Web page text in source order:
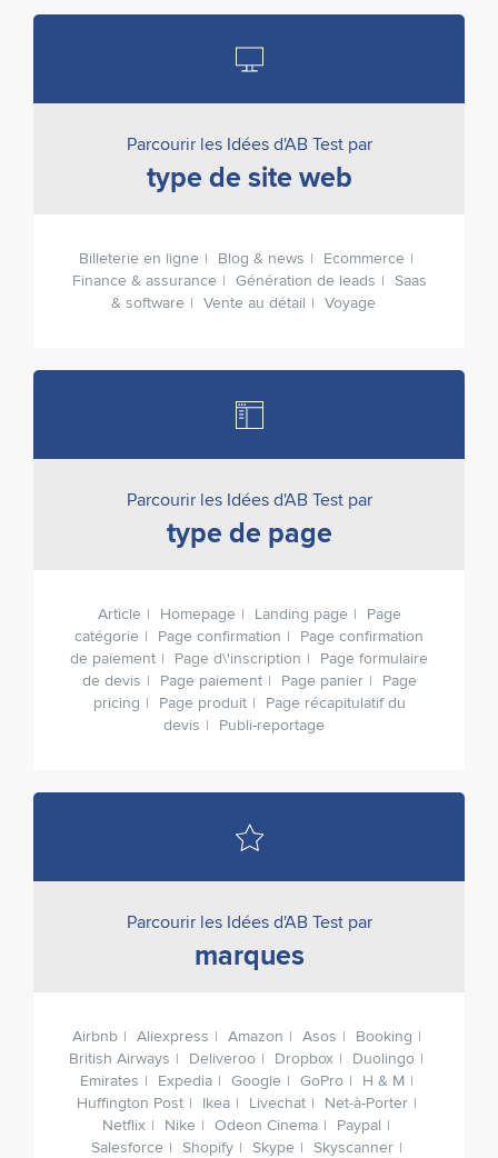
Parcourir les Idées d'AB Test par
type de site web
Billeterie en ligne Blog & news
Ecommerce
Finance & assurance
Génération de leads
Saas
& software
Vente au détail Voyage
Parcourir les Idées d'AB Test par
type de page
Article Homepage Landing page
Page
catégorie
Page confirmation
Page confirmation
de paiement
Page d\'inscription
Page formulaire
de devis
Page paiement Page panier
Page
pricing
Page produit
Page récapitulatif du
devis
Publi-reportage
Parcourir les Idées d'AB Test par
marques
Airbnb Aliexpress Amazon Asos
Booking
British Airways
Deliveroo Dropbox
Duolingo
Emirates
Expedia Google GoPro
H & M
Huffington Post
Ikea Livechat
Net-à-Porter
Netflix
Nike Odeon Cinema
Paypal
Salesforce
Shopify Skype
Skyscanner